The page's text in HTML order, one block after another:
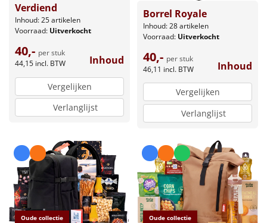
Verdiend
Inhoud: 25 artikelen
Voorraad: Uitverkocht
40,- per stuk
44,15 incl. BTW Inhoud
Vergelijken
Verlanglijst
Borrel Royale
Inhoud: 28 artikelen
Voorraad: Uitverkocht
40,- per stuk
46,11 incl. BTW Inhoud
Vergelijken
Verlanglijst
Oude collectie Oude collectie